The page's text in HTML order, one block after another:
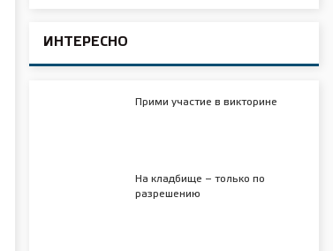
ИНТЕРЕСНО
Прими участие в викторине
На кладбище – только по
разрешению